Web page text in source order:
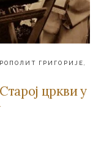
ГРИГОРИЈЕ
цркви у